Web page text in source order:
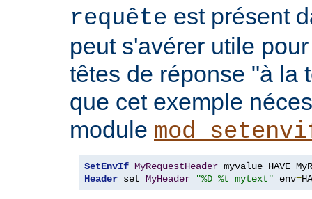
requête est présent
peut s'avérer utile
têtes de réponse "à la
que cet exemple
module
SetEnvIf MyRequestHeader
Header set MyHeader "%D %t mytext" env=